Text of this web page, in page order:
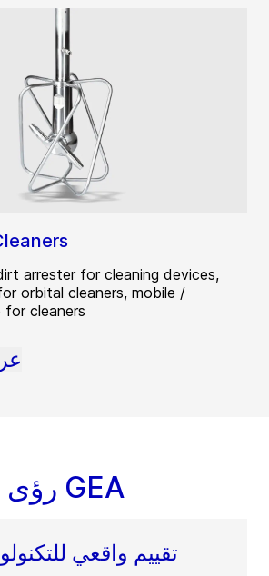
arrester for cleaning devices,
orbital cleaners, mobile /
cleaners
رؤى GEA
تقييم واقعي